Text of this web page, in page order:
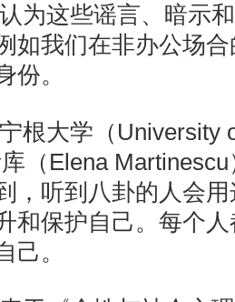
为这些谣言、暗示
如我们在非办公场
份。
根大学（University
（Elena
，听到八卦的人会
和保护自己。每个
己。